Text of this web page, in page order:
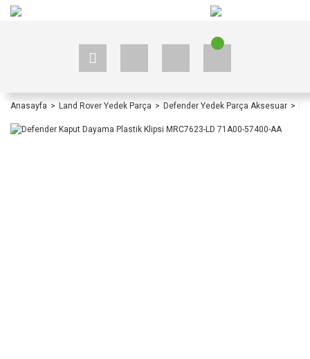
Anasayfa Land Rover Yedek Parça Defender Yedek Parça Aksesuar